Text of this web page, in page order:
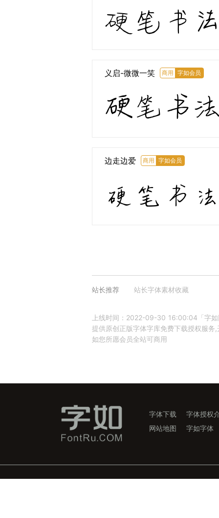
硬笔书
义启-微微一笑 商用 字如会员
硬笔书
边走边爱 商用 字如会员
硬笔书
站长推荐 站长字体素材收藏
上线时间：2022-09-30 16:00:04「字
提供原创正版字体字库免费下载授权服
如您所愿会员全站可商用
字体下载
字体授权
网站地图
字如字体